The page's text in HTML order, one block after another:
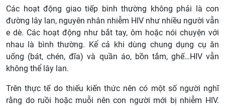
Các hoạt động giao tiếp bình thường không phải là con
đường lây lan, nguyên nhân nhiễm HIV như nhiều người vẫn
e dè. Các hoạt động như bắt tay, ôm hoặc nói chuyện với
nhau là bình thường. Kể cả khi dùng chung dụng cụ ăn
uống (bát, chén, đĩa) và quần áo, bồn tắm, ghế…HIV vẫn
không thể lây lan.
Trên thực tế do thiếu kiến thức nên có một số người nghĩ
rằng do ruồi hoặc muỗi nên con người mới bị nhiễm HIV.